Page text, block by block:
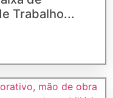
Trabalho...